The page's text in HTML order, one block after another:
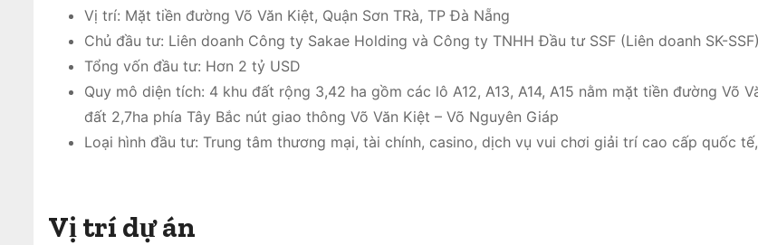
Vị trí: Mặt tiền đường Võ Văn Kiệt, Quận Sơn TRà, TP Đà Nẵng
Chủ đầu tư: Liên doanh Công ty Sakae Holding và Công ty TNHH Đầu tư SSF (Liên doanh SK-SSF)
Tổng vốn đầu tư: Hơn 2 tỷ USD
Quy mô diện tích: 4 khu đất rộng 3,42 ha gồm các lô A12, A13, A14, A15 nằm mặt tiền đường Võ
đất 2,7ha phía Tây Bắc nút giao thông Võ Văn Kiệt – Võ Nguyên Giáp
Loại hình đầu tư: Trung tâm thương mại, tài chính, casino, dịch vụ vui chơi giải trí cao cấp quốc
Vị trí dự án